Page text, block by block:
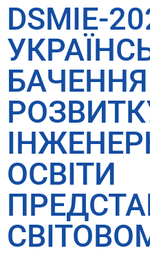
DSMIE-
БАЧЕННЯ
ОСВІТИ